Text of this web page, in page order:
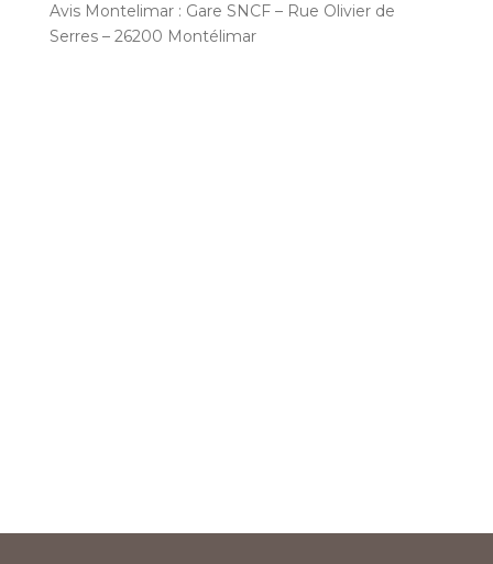
Avis Montelimar : Gare SNCF – Rue Olivier de
Serres – 26200 Montélimar